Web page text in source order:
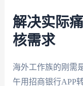
解决实际
核需求
海外工作族的刚需
午用招商银行APP